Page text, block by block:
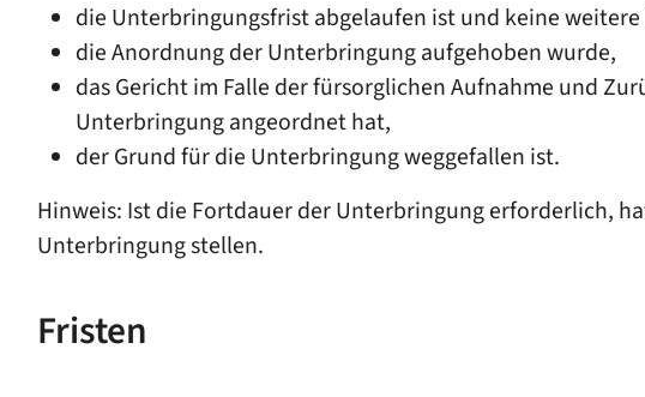
die Unterbringungsfrist abgelaufen ist und keine
die Anordnung der Unterbringung aufgehoben wurde,
das Gericht im Falle der fürsorglichen Aufnahme und
Unterbringung angeordnet hat,
der Grund für die Unterbringung weggefallen ist.
Hinweis: Ist die Fortdauer der Unterbringung erforderlich,
Unterbringung stellen.
Fristen